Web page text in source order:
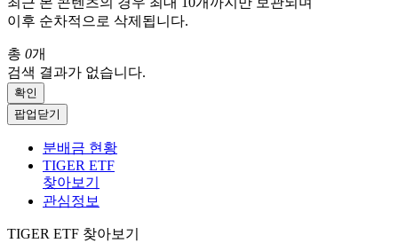
이후 순차적으로 삭제됩니다.
총 0개
검색 결과가 없습니다.
확인
팝업닫기
분배금 현황
TIGER ETF
찾아보기
관심정보
TIGER ETF 찾아보기